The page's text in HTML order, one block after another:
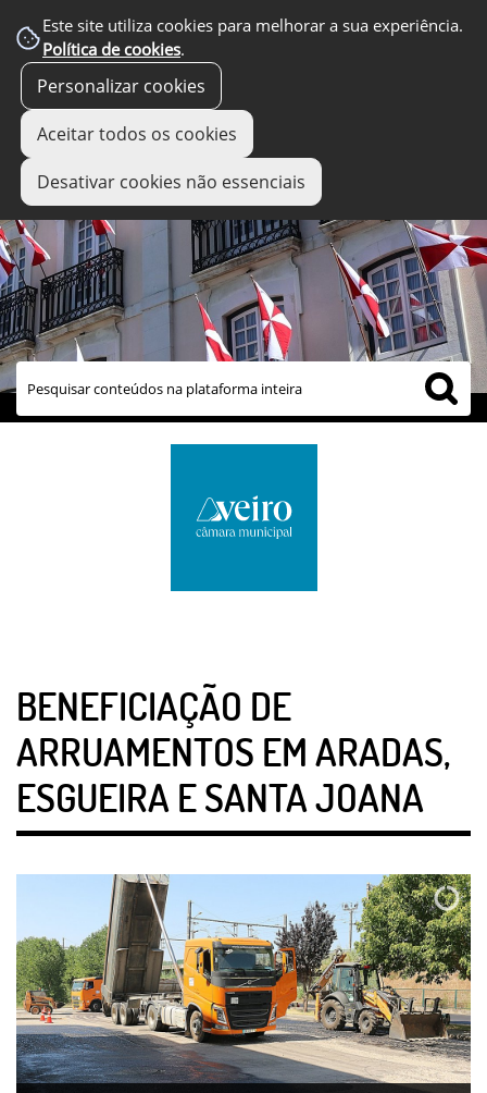
Este site utiliza cookies para melhorar a sua experiência.
Política de cookies.
Personalizar cookies
Aceitar todos os cookies
Desativar cookies não essenciais
links úteis
BENEFICIAÇÃO DE
ARRUAMENTOS EM ARADAS,
ESGUEIRA E SANTA JOANA